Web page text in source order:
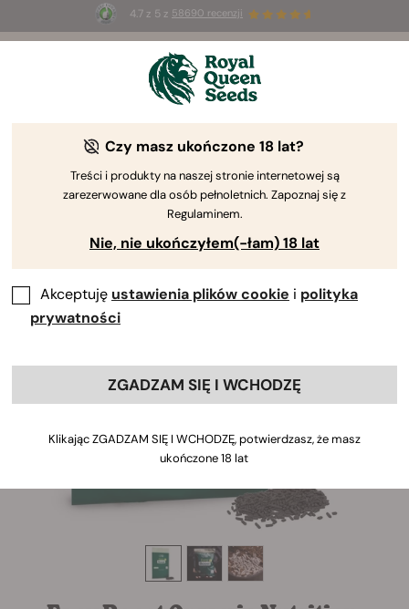
4.7 z 5 z 58690 recenzji
3 nasiona White Widow Auto
Czy masz ukończone 18 lat?
Treści i produkty na naszej stronie internetowej są
zarezerwowane dla osób pełnoletnich. Zapoznaj się z
Regulaminem.
Nie, nie ukończyłem(-łam) 18 lat
Akceptuję ustawienia plików cookie i polityka
prywatności
ZGADZAM SIĘ I WCHODZĘ
Klikając ZGADZAM SIĘ I WCHODZĘ, potwierdzasz, że masz
ukończone 18 lat